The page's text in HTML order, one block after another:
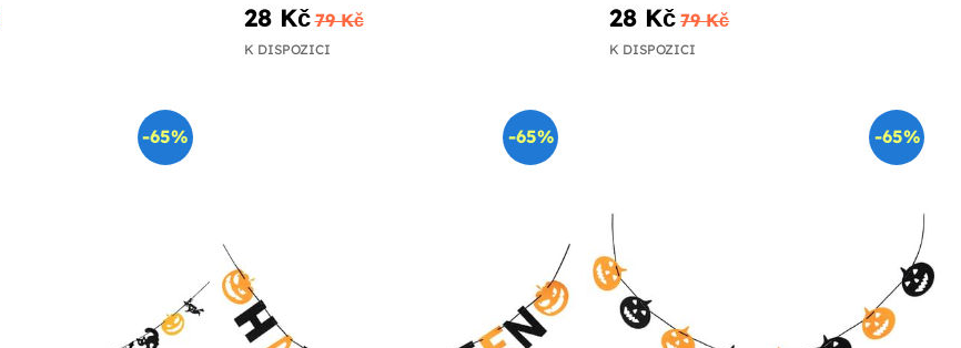
28 Kč 79 Kč
K DISPOZICI
28 Kč 79 Kč
K DISPOZICI
-65% -65% -65%